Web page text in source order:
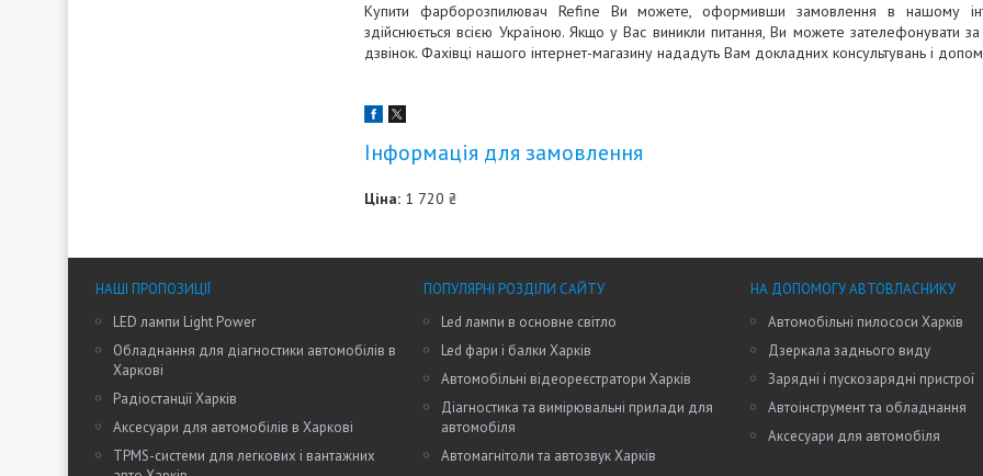
Купити фарборозпилювач Refine Ви можете, оформивши замовлення в нашому
здійснюється всією Україною. Якщо у Вас виникли питання, Ви можете зателефонувати
дзвінок. Фахівці нашого інтернет-магазину нададуть Вам докладних консультувань і
Інформація для замовлення
Ціна: 1 720 ₴
НАШІ ПРОПОЗИЦІЇ
LED лампи Light Power
Обладнання для діагностики автомобілів в
Харкові
Радіостанції Харків
Аксесуари для автомобілів в Харкові
TPMS-системи для легкових і вантажних
ПОПУЛЯРНІ РОЗДІЛИ САЙТУ
Led лампи в основне світло
Led фари і балки Харків
Автомобільні відеореєстратори Харків
Діагностика та вимірювальні прилади для
автомобіля
Автомагнітоли та автозвук Харків
НА ДОПОМОГУ АВТОВЛАСНИКУ
Автомобільні пилососи Харків
Дзеркала заднього виду
Зарядні і пускозарядні пристрої
Автоінструмент та обладнання
Аксесуари для автомобіля